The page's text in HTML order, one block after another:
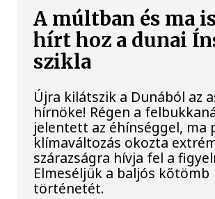
A múltban és ma
hírt hoz a dunai
szikla
Újra kilátszik a Dunából az
hírnöke! Régen a
jelentett az éhínséggel, ma
klímaváltozás okozta
szárazságra hívja fel a
Elmeséljük a baljós kőtömb
történetét.